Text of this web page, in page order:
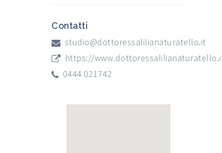
Contatti
studio@dottoressalilianaturatello.it
https://
0444 021742